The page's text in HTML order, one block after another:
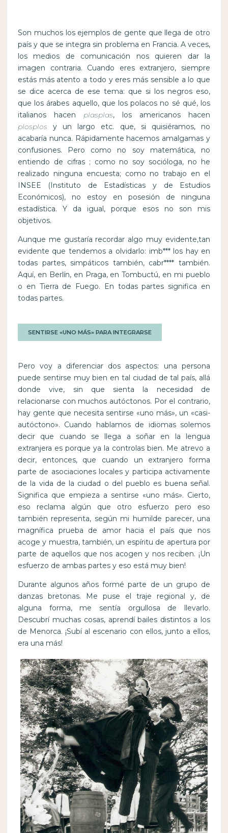
Son muchos los ejemplos de gente que llega de otro
país y que se integra sin problema en Francia. A veces,
los medios de comunicación nos quieren dar la
imagen contraria. Cuando eres extranjero, siempre
estás más atento a todo y eres más sensible a lo que
se dice acerca de ese tema: que si los negros eso,
que los árabes aquello, que los polacos no sé qué, los
italianos hacen plasplas, los americanos hacen
plosplos y un largo etc. que, si quisiéramos, no
acabaría nunca. Rápidamente hacemos amalgamas y
confusiones. Pero como no soy matemática, no
entiendo de cifras ; como no soy socióloga, no he
realizado ninguna encuesta; como no trabajo en el
INSEE (Instituto de Estadísticas y de Estudios
Económicos), no estoy en posesión de ninguna
estadística. Y da igual, porque esos no son mis
objetivos.
Aunque me gustaría recordar algo muy evidente,tan
evidente que tendemos a olvidarlo: imb*** los hay en
todas partes, simpáticos también, cabr**** también.
Aquí, en Berlín, en Praga, en Tombuctú, en mi pueblo
o en Tierra de Fuego. En todas partes significa en
todas partes.
SENTIRSE «UNO MÁS» PARA INTEGRARSE
Pero voy a diferenciar dos aspectos: una persona
puede sentirse muy bien en tal ciudad de tal país, allá
donde vive, sin que sienta la necesidad de
relacionarse con muchos autóctonos. Por el contrario,
hay gente que necesita sentirse «uno más», un «casi-
autóctono». Cuando hablamos de idiomas solemos
decir que cuando se llega a soñar en la lengua
extranjera es porque ya la controlas bien. Me atrevo a
decir, entonces, que cuando un extranjero forma
parte de asociaciones locales y participa activamente
de la vida de la ciudad o del pueblo es buena señal.
Significa que empieza a sentirse «uno más». Cierto,
eso reclama algún que otro esfuerzo pero eso
también representa, según mi humilde parecer, una
magnífica prueba de amor hacia el país que nos
acoge y muestra, también, un espíritu de apertura por
parte de aquellos que nos acogen y nos reciben. ¡Un
esfuerzo de ambas partes y eso está muy bien!
Durante algunos años formé parte de un grupo de
danzas bretonas. Me puse el traje regional y, de
alguna forma, me sentía orgullosa de llevarlo.
Descubrí muchas cosas, aprendí bailes distintos a los
de Menorca. ¡Subí al escenario con ellos, junto a ellos,
era una más!